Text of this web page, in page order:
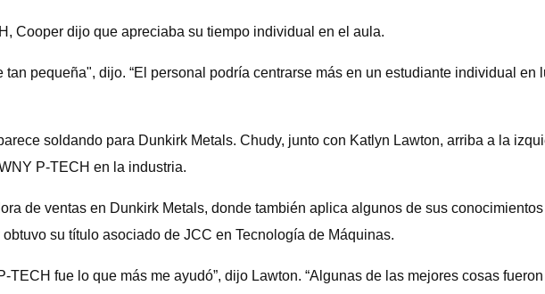
Cooper dijo que apreciaba su tiempo individual en el aula.
pequeña", dijo. “El personal podría centrarse más en un estudiante individual
soldando para Dunkirk Metals. Chudy, junto con Katlyn Lawton, arriba a la
P-TECH en la industria.
de ventas en Dunkirk Metals, donde también aplica algunos de sus
su título asociado de JCC en Tecnología de Máquinas.
TECH fue lo que más me ayudó”, dijo Lawton. “Algunas de las mejores cosas